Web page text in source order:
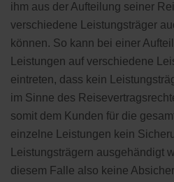
ihm aus der Aufteilung seiner
verschiedene Leistungsträger
können. So kann bei einer
Leistungen auf verschiedene
eintreten, dass kein
im Sinne des
somit dem Kunden für die
einzelne Leistungen kein
Leistungsträgern ausgehändigt
diesem Falle also keine